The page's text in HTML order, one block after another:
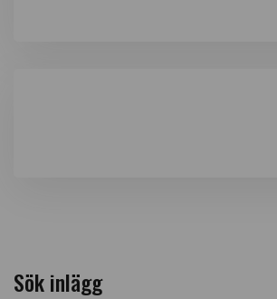
Sök inlägg